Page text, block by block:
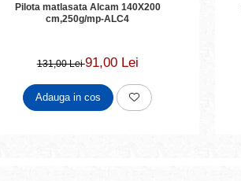
Pilota matlasata Alcam 140X200
cm,250g/mp-ALC4
131,00 Lei91,00 Lei
Adauga in cos